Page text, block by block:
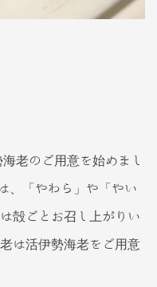
老のご用意を始めまし
「やわら」や「やい
殻ごとお召し上がりい
は活伊勢海老をご用意